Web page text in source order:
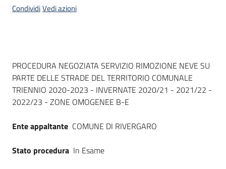
CondividiVedi azioni
Dati del bando
PROCEDURA NEGOZIATA SERVIZIO RIMOZIONE NEVE SU
PARTE DELLE STRADE DEL TERRITORIO COMUNALE
TRIENNIO 2020-2023 - INVERNATE 2020/21 - 2021/22 -
2022/23 - ZONE OMOGENEE B-E
Ente appaltante COMUNE DI RIVERGARO
Stato procedura In Esame